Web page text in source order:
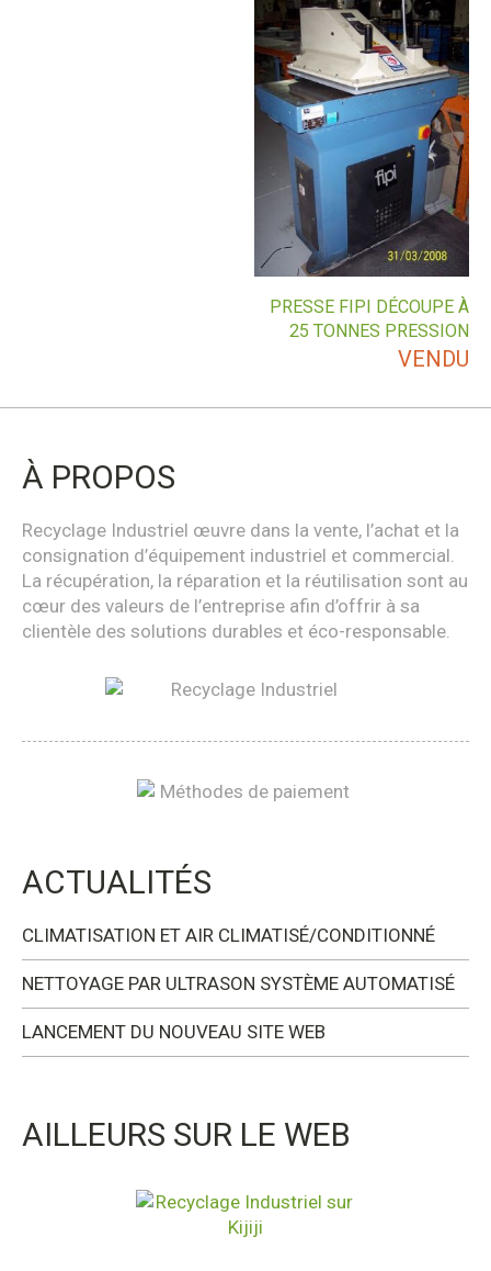
PRESSE FIPI DÉCOUPE À
25 TONNES PRESSION
VENDU
À PROPOS
Recyclage Industriel œuvre dans la vente, l’achat et la
consignation d’équipement industriel et commercial.
La récupération, la réparation et la réutilisation sont au
cœur des valeurs de l’entreprise afin d’offrir à sa
clientèle des solutions durables et éco-responsable.
ACTUALITÉS
CLIMATISATION ET AIR CLIMATISÉ/CONDITIONNÉ
NETTOYAGE PAR ULTRASON SYSTÈME AUTOMATISÉ
LANCEMENT DU NOUVEAU SITE WEB
AILLEURS SUR LE WEB